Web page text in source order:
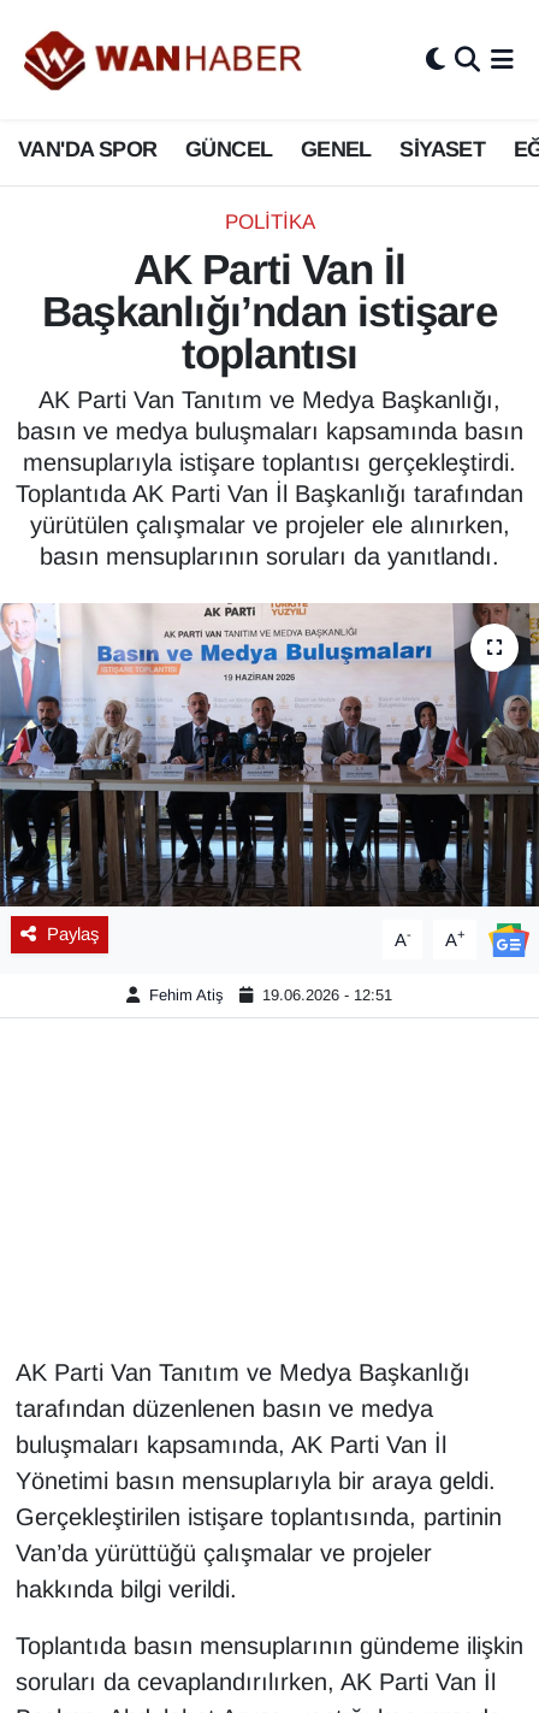
VAN'DA SPOR GÜNCEL GENEL SİYASET
POLİTİKA
AK Parti Van İl
Başkanlığı’ndan istişare
toplantısı
AK Parti Van Tanıtım ve Medya Başkanlığı,
basın ve medya buluşmaları kapsamında basın
mensuplarıyla istişare toplantısı gerçekleştirdi.
Toplantıda AK Parti Van İl Başkanlığı tarafından
yürütülen çalışmalar ve projeler ele alınırken,
basın mensuplarının soruları da yanıtlandı.
Paylaş A- A+
Fehim Atiş 19.06.2026 - 12:51
AK Parti Van Tanıtım ve Medya Başkanlığı
tarafından düzenlenen basın ve medya
buluşmaları kapsamında, AK Parti Van İl
Yönetimi basın mensuplarıyla bir araya geldi.
Gerçekleştirilen istişare toplantısında, partinin
Van’da yürüttüğü çalışmalar ve projeler
hakkında bilgi verildi.
Toplantıda basın mensuplarının gündeme ilişkin
soruları da cevaplandırılırken, AK Parti Van İl
3.SAYFA
ASAYİŞ
BİLİM VE TEKNOLOJİ
Biyografi
Bölge Haberleri
ÇEVRE
Deprem
Dernekler, Odalar
DÜNYA
EĞİTİM
EKONOMİ
Eleman
Emlak
En çok konuşulanlar
GENEL
Kadın
Kamu Alımları
Kim Kimdir?
Kültür & Sanat
MAGAZİN
Van Nöbetçi Eczaneler
Van Hava Durumu
Van Namaz Vakitleri
Van Trafik Yoğunluk Haritası
Süper Lig Puan Durumu ve Fikstür
Tüm Manşetler
Son Dakika Haberleri
Haber Arşivi